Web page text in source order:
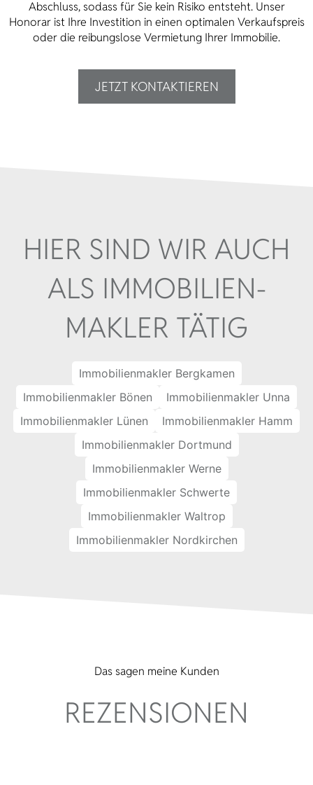
Abschluss, sodass für Sie kein Risiko entsteht. Unser
Honorar ist Ihre Investition in einen optimalen Verkaufspreis
oder die reibungslose Vermietung Ihrer Immobilie.
JETZT KONTAKTIEREN
HIER SIND WIR AUCH
ALS IMMOBILIEN­
MAKLER TÄTIG
Immobilienmakler Bergkamen
Immobilienmakler Bönen
Immobilienmakler Unna
Immobilienmakler Lünen
Immobilienmakler Hamm
Immobilienmakler Dortmund
Immobilienmakler Werne
Immobilienmakler Schwerte
Immobilienmakler Waltrop
Immobilienmakler Nordkirchen
Das sagen meine Kunden
REZENSIONEN